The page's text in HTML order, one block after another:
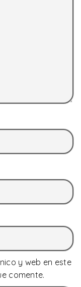
y web en este
comente.